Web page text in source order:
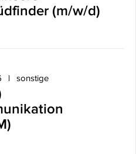
(m/w/d)
sonstige